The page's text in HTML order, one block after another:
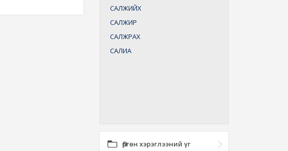
САЛЖИЙХ
САЛЖИР
САЛЖРАХ
САЛИА
Өргөн хэрэглээний үг